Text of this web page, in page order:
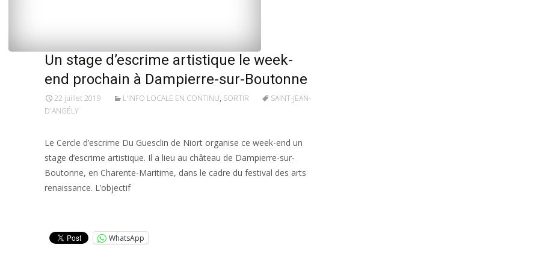
Un stage d’escrime artistique le week-
end prochain à Dampierre-sur-Boutonne
22 juillet 2019 L'INFO LOCALE EN CONTINU, SORTIR
SAINT-JEAN-
D'ANGÉLY
Le Cercle d’escrime Du Guesclin de Niort organise ce week-end un
stage d’escrime artistique. Il a lieu au château de Dampierre-sur-
Boutonne, en Charente-Maritime, dans le cadre du festival des arts
renaissance. L’objectif
WhatsApp